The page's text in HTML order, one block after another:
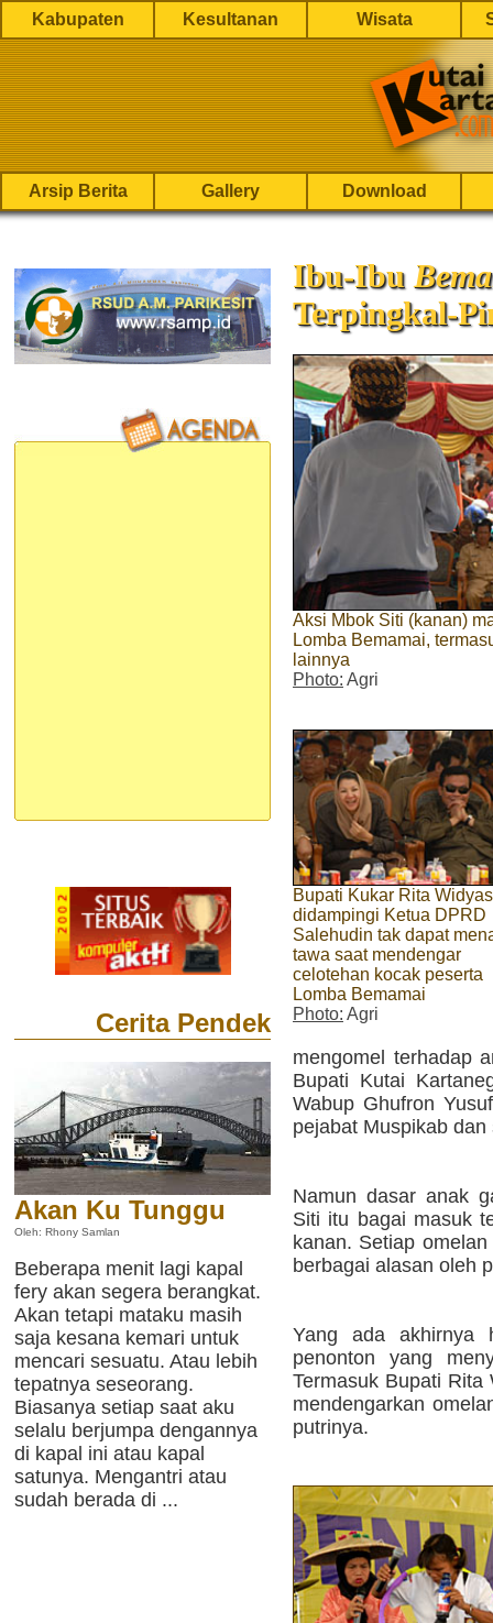
Kabupaten Kesultanan Wisata
Arsip Berita Gallery Download
Cerita Pendek
Akan Ku Tunggu
Oleh: Rhony Samlan
Beberapa menit lagi kapal
fery akan segera berangkat.
Akan tetapi mataku masih
saja kesana kemari untuk
mencari sesuatu. Atau lebih
tepatnya seseorang.
Biasanya setiap saat aku
selalu berjumpa dengannya
di kapal ini atau kapal
satunya. Mengantri atau
sudah berada di ...
Ibu-Ibu
Terpingkal-
Aksi Mbok Siti (kanan)
Lomba Bemamai,
lainnya
Photo: Agri
Bupati Kukar Rita
didampingi Ketua DPRD
Salehudin tak dapat
tawa saat mendengar
celotehan kocak peserta
Lomba Bemamai
Photo: Agri
mengomel terhadap
Bupati Kutai
Wabup Ghufron
pejabat Muspikab
Namun dasar anak
Siti itu bagai masuk
kanan. Setiap
berbagai alasan oleh
Yang ada akhirnya
penonton yang
Termasuk Bupati Rita
mendengarkan
putrinya.